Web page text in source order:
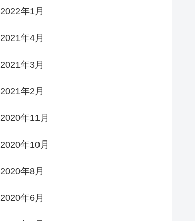
2022年1月
2021年4月
2021年3月
2021年2月
2020年11月
2020年10月
2020年8月
2020年6月